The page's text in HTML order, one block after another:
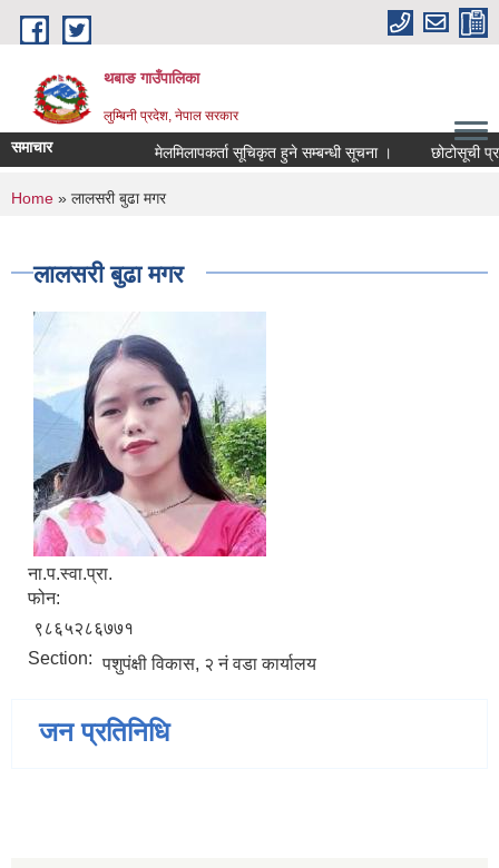
Skip to main content
थबाङ गाउँपालिका
लुम्बिनी प्रदेश, नेपाल सरकार
समाचार मेलमिलापकर्ता सूचिकृत हुने सम्बन्धी सूचना । छोटोसूची
You are here
Home » लालसरी बुढा मगर
लालसरी बुढा मगर
ना.प.स्वा.प्रा.
फोन:
९८६५२८६७७१
Section: पशुपंक्षी विकास, २ नं वडा कार्यालय
जन प्रतिनिधि